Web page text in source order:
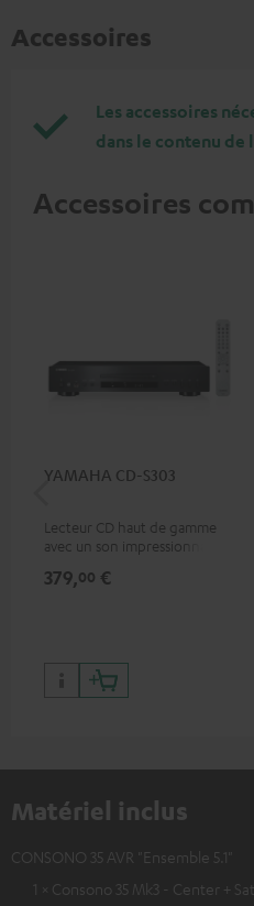
Accessoires
Les accessoires
dans le contenu de
Accessoires
YAMAHA CD-S303
Lecteur CD haut de gamme
avec un son impressionnant
379,00 €
Matériel inclus
CONSONO 35 AVR "Ensemble 5.1"
1 × Consono 35 Mk3 - Center +